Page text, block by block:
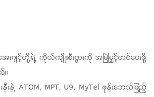
အေးဂျင့်တို့ရဲ့ ကိုယ်ကျိုးစီးပွားကို အမြဲမြှင့်တင်ပေးဖို့
။
းနဲ့ ATOM, MPT, U9, MyTel ဖုန်းဘေလ်ဖြည့်